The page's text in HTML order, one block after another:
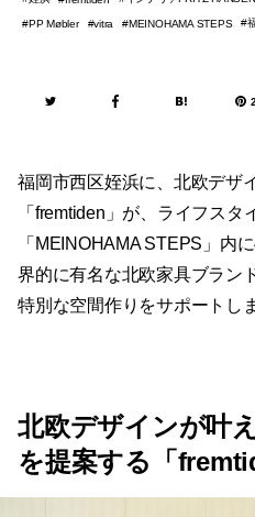
PP Møbler
vitra MEINOHAMA STEPS
2
福岡市西区姪浜に、北欧デザ
「fremtiden」が、ライフス
「MEINOHAMA STEPS」内
界的に有名な北欧家具ブラン
特別な空間作りをサポートし
北欧デザインが叶
を提案する「